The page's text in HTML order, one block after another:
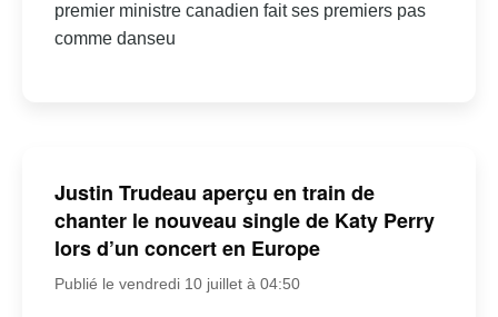
premier ministre canadien fait ses premiers pas
comme danseu
Justin Trudeau aperçu en train de
chanter le nouveau single de Katy Perry
lors d’un concert en Europe
Publié le vendredi 10 juillet à 04:50